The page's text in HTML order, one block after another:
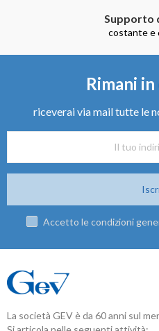
Supporto
costante e
Rimani
riceverai via mail tutte le
Accetto le condizioni
La società GEV è da 60 anni sul